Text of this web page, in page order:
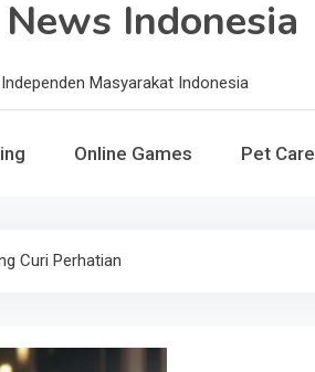
News Indonesia
Masyarakat Indonesia
Online Games Pet Care
Curi Perhatian